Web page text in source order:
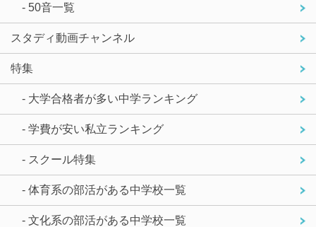
- 50音一覧
スタディ動画チャンネル
特集
- 大学合格者が多い中学ランキング
- 学費が安い私立ランキング
- スクール特集
- 体育系の部活がある中学校一覧
- 文化系の部活がある中学校一覧